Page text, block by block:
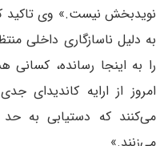
نویدبخش نیست.» وی تاکید
به دلیل ناسازگاری داخلی
را به اینجا رسانده، کسانی
امروز از ارایه کاندیدای
می‌کنند که دستیابی به